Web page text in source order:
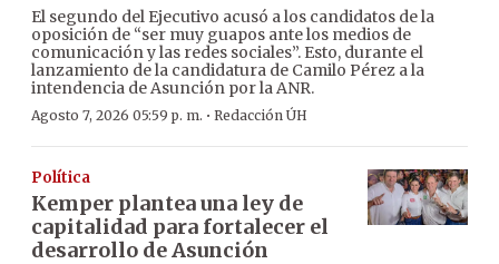
El segundo del Ejecutivo acusó a los candidatos de la
oposición de “ser muy guapos ante los medios de
comunicación y las redes sociales”. Esto, durante el
lanzamiento de la candidatura de Camilo Pérez a la
intendencia de Asunción por la ANR.
Agosto 7, 2026 05:59 p. m. · Redacción ÚH
Política
Kemper plantea una ley de
capitalidad para fortalecer el
desarrollo de Asunción